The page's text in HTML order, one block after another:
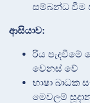
සම්බන්ධ වීම
ආසියාව:
රිය පැදවීමේ
වෙනස් වේ
භාෂා බාධක
මෙවලම්